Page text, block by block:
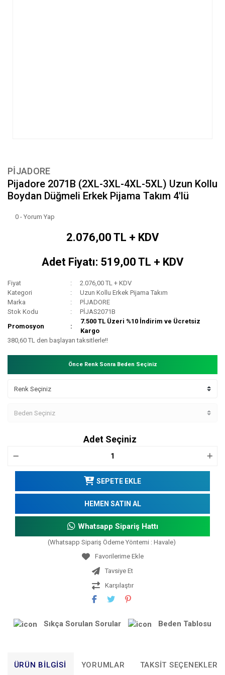
PİJADORE
Pijadore 2071B (2XL-3XL-4XL-5XL) Uzun Kollu
Boydan Düğmeli Erkek Pijama Takım 4'lü
0 - Yorum Yap
2.076,00 TL + KDV
Adet Fiyatı: 519,00 TL + KDV
Fiyat
2.076,00 TL + KDV
Kategori
Uzun Kollu Erkek Pijama Takım
Marka
PİJADORE
Stok Kodu
PİJAS2071B
Promosyon
7.500 TL Üzeri %10 İndirim ve Ücretsiz
Kargo
380,60 TL den başlayan taksitlerle!!
Önce Renk Sonra Beden Seçiniz
Adet Seçiniz
SEPETE EKLE
HEMEN SATIN AL
Whatsapp Sipariş Hattı
(Whatsapp Sipariş Ödeme Yöntemi : Havale)
Tavsiye Et
Karşılaştır
Sıkça Sorulan Sorular Beden Tablosu
ÜRÜN BILGISI YORUMLAR TAKSIT SEÇENEKLERI